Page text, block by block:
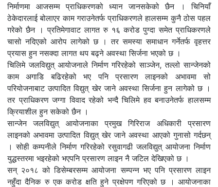
निर्माणमा आजसम्म प्राधिकरणको ध्यान जानसकेको छैन । चिनियाँ
ठेकेदारलाई बोलाएर काम गराउनेतर्फ प्राधिकरणले हालसम्म कुनै ठोस पहल
गरेको छैन । प्रतिमेगावाट लागत रु १६ करोड पुग्दा समेत प्राधिकरणले
चासो नदिएको आरोप लागेको छ । तर समस्या समाधान गर्नेतर्फ वृहत्तर
प्रयास हुन नसक्दा लागत थप बढ्ने अवस्था सिर्जना भएको छ ।
चिलिमे जलविद्युत् आयोजनाले निर्माण गरिरहेको साञ्जेन, तल्लो सान्जेनको
काम अगाडि बढिरहेको भए पनि प्रसारण लाइनको अभावमा सो
परियोजनाबाट उत्पादित विद्युत् खेर जाने अवस्था सिर्जना हुन लागेको छ ।
तर प्राधिकरण जग्गा विवाद रहेको भन्दै चिलिमे हव बनाउनेतर्फ हालसम्म
क्रियाशील हुन सकेको छैन ।
सान्जेन जलविद्युत् आयोजनाका प्रमुख गिरिराज अधिकारी प्रसारण
लाइनको अभावमा उत्पादित विद्युत् खेर जाने अवस्था आएको गुनासो गर्दछन्
। सोही कम्पनीले निर्माण गरिरहेको रसुवागढी जलविद्युत् आयोजना निर्माण
युद्धस्तरमा भइरहेको भएपनि प्रसारण लाइन नै जटिल देखिएको छ ।
सन् २०१८ को डिसेम्बरसम्म आयोजना सम्पन्न भए पनि प्रसारण लाइन
नहुँदा दैनिक रु एक करोड क्षति हुने प्रक्षेपण गरिएको छ । आयोजनाका